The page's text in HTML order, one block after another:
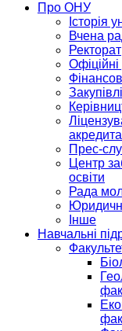
Про ОНУ
Історія
Вчена
Ректорат
Закупівлі
Прес-
Центр
освіти
Рада
Інше
Навчальні